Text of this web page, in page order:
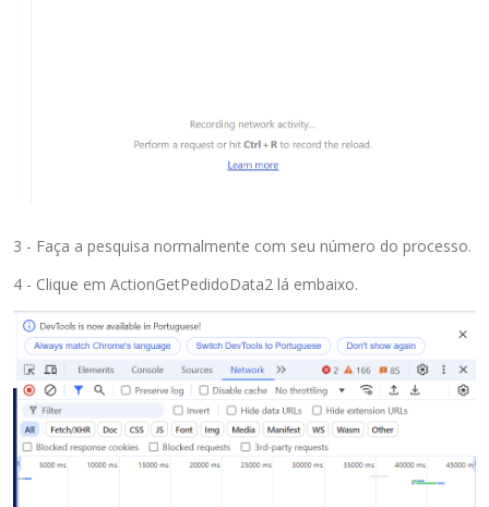
3 - Faça a pesquisa normalmente com seu número do processo.
4 - Clique em ActionGetPedidoData2 lá embaixo.